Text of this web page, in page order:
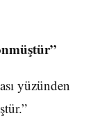
yüzünden